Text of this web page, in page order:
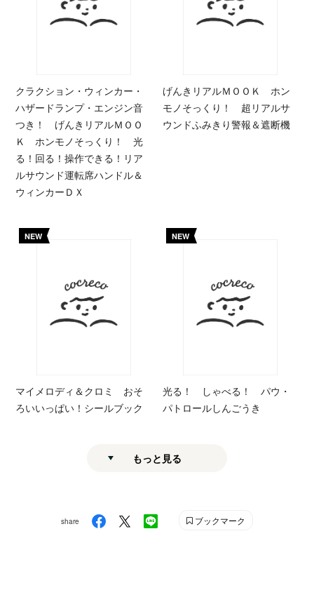
クラクション・ウィンカー・
ハザードランプ・エンジン音
つき！ げんきリアルＭＯＯ
Ｋ ホンモノそっくり！ 光
る！回る！操作できる！リア
ルサウンド運転席ハンドル＆
ウィンカーＤＸ
げんきリアルＭＯＯＫ ホン
モノそっくり！ 超リアルサ
ウンドふみきり警報＆遮断機
NEW
マイメロディ＆クロミ おそ
ろいいっぱい！シールブック
NEW
光る！ しゃべる！ パウ・
パトロールしんごうき
もっと見る
share ブックマーク